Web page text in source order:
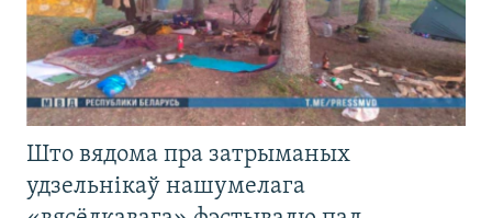
Што вядома пра затрыманых
удзельнікаў нашумелага